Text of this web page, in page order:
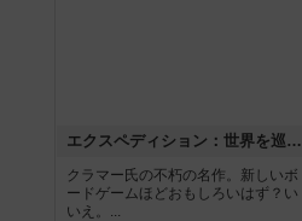
エクスペディション：世界を巡る冒険
クラマー氏の不朽の名作。新しいボ
ードゲームほどおもしろいはず？い
いえ。...